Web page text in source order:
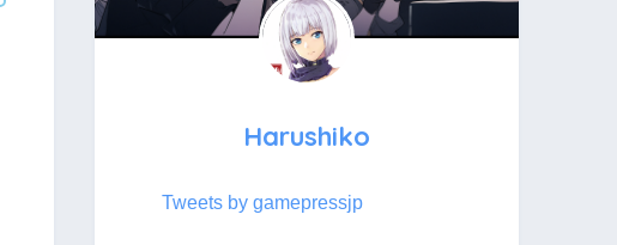
Harushiko
Tweets by gamepressjp